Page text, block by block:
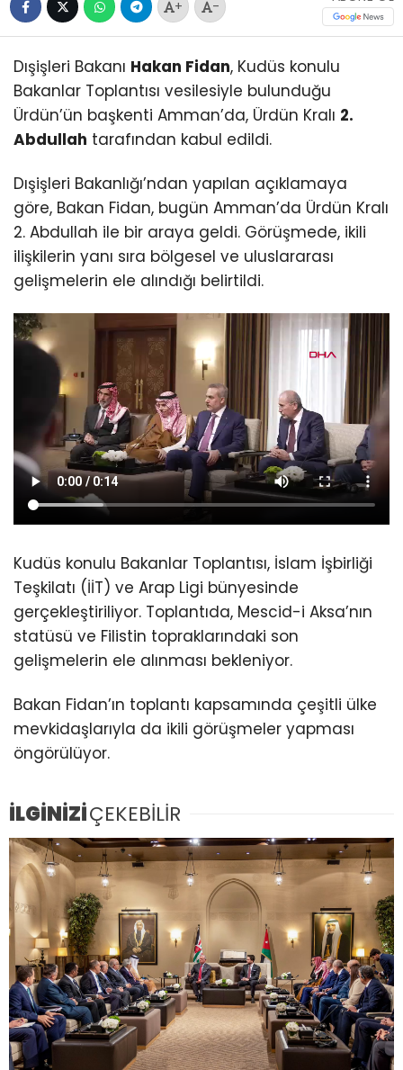
+ -
Dışişleri Bakanı Hakan Fidan, Kudüs konulu
Bakanlar Toplantısı vesilesiyle bulunduğu
Ürdün’ün başkenti Amman’da, Ürdün Kralı 2.
Abdullah tarafından kabul edildi.
Dışişleri Bakanlığı’ndan yapılan açıklamaya
göre, Bakan Fidan, bugün Amman’da Ürdün Kralı
2. Abdullah ile bir araya geldi. Görüşmede, ikili
ilişkilerin yanı sıra bölgesel ve uluslararası
gelişmelerin ele alındığı belirtildi.
Kudüs konulu Bakanlar Toplantısı, İslam İşbirliği
Teşkilatı (İİT) ve Arap Ligi bünyesinde
gerçekleştiriliyor. Toplantıda, Mescid-i Aksa’nın
statüsü ve Filistin topraklarındaki son
gelişmelerin ele alınması bekleniyor.
Bakan Fidan’ın toplantı kapsamında çeşitli ülke
mevkidaşlarıyla da ikili görüşmeler yapması
öngörülüyor.
İLGİNİZİÇEKEBİLİR